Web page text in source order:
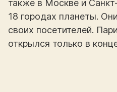
также в Москве и
18 городах планеты.
своих посетителей.
открылся только в